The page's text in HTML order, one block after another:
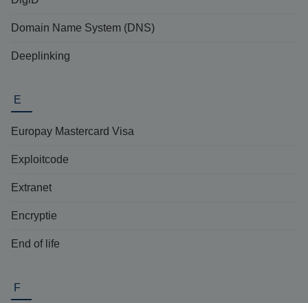
Domain Name System (DNS)
Deeplinking
E
Europay Mastercard Visa
Exploitcode
Extranet
Encryptie
End of life
F